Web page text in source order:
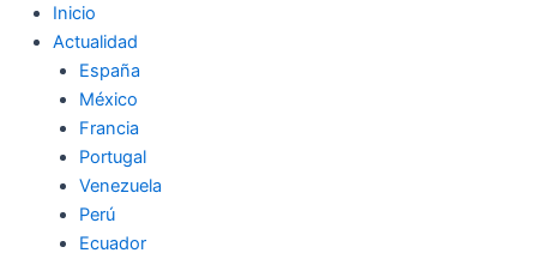
Inicio
Actualidad
España
México
Francia
Portugal
Venezuela
Perú
Ecuador